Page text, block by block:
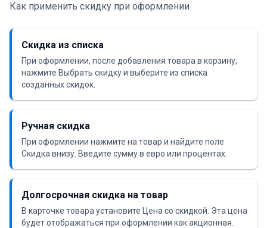
Как применить скидку при оформлении
Скидка из списка
При оформлении, после добавления товара в корзину,
нажмите Выбрать скидку и выберите из списка
созданных скидок.
Ручная скидка
При оформлении нажмите на товар и найдите поле
Скидка внизу. Введите сумму в евро или процентах.
Долгосрочная скидка на товар
В карточке товара установите Цена со скидкой. Эта цена
будет отображаться при оформлении как акционная.